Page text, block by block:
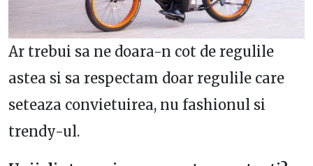
Ar trebui sa ne doara-n cot de regulile
astea si sa respectam doar regulile care
seteaza convietuirea, nu fashionul si
trendy-ul.